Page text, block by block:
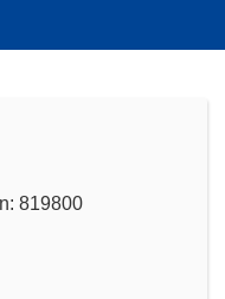
819800